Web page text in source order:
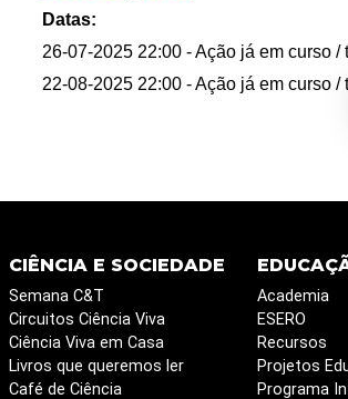
Datas:
26-07-2025 22:00 - Ação já em curso /
22-08-2025 22:00 - Ação já em curso /
CIÊNCIA E SOCIEDADE
Semana C&T
Circuitos Ciência Viva
Ciência Viva em Casa
Livros que queremos ler
Café de Ciência
Academia
ESERO
Recursos
Projetos
Programa